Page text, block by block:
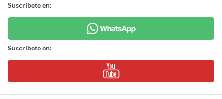
Suscríbete en:
Suscríbete en: